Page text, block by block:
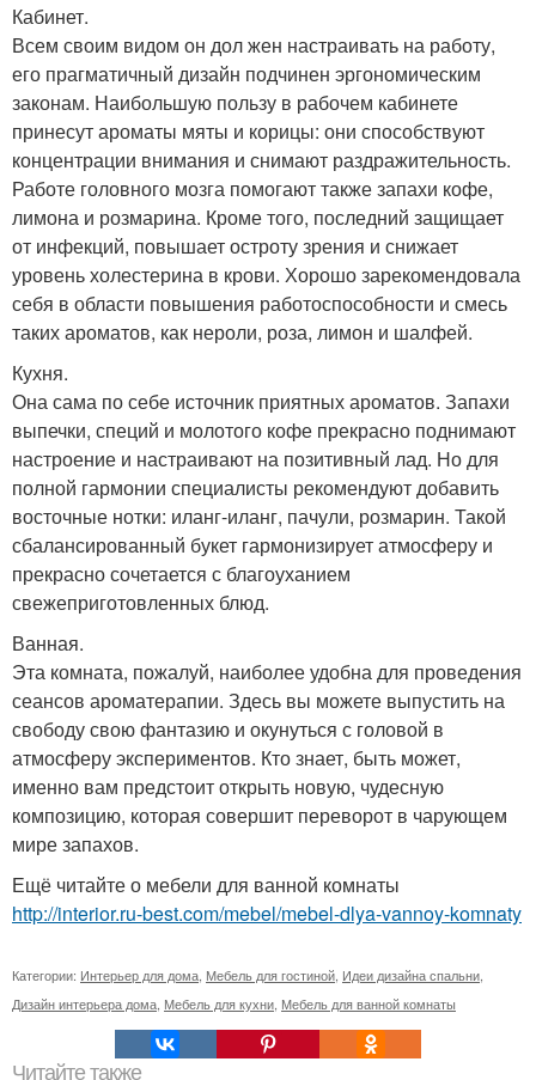
Кабинет.
Всем своим видом он дол жен настраивать на работу,
его прагматичный дизайн подчинен эргономическим
законам. Наибольшую пользу в рабочем кабинете
принесут ароматы мяты и корицы: они способствуют
концентрации внимания и снимают раздражительность.
Работе головного мозга помогают также запахи кофе,
лимона и розмарина. Кроме того, последний защищает
от инфекций, повышает остроту зрения и снижает
уровень холестерина в крови. Хорошо зарекомендовала
себя в области повышения работоспособности и смесь
таких ароматов, как нероли, роза, лимон и шалфей.
Кухня.
Она сама по себе источник приятных ароматов. Запахи
выпечки, специй и молотого кофе прекрасно поднимают
настроение и настраивают на позитивный лад. Но для
полной гармонии специалисты рекомендуют добавить
восточные нотки: иланг-иланг, пачули, розмарин. Такой
сбалансированный букет гармонизирует атмосферу и
прекрасно сочетается с благоуханием
свежеприготовленных блюд.
Ванная.
Эта комната, пожалуй, наиболее удобна для проведения
сеансов ароматерапии. Здесь вы можете выпустить на
свободу свою фантазию и окунуться с головой в
атмосферу экспериментов. Кто знает, быть может,
именно вам предстоит открыть новую, чудесную
композицию, которая совершит переворот в чарующем
мире запахов.
Ещё читайте о мебели для ванной комнаты
http://interior.ru-best.com/mebel/mebel-dlya-vannoy-komnaty
Категории: Интерьер для дома Мебель для гостиной Идеи дизайна спальни
Дизайн интерьера дома Мебель для кухни Мебель для ванной комнаты
Читайте также